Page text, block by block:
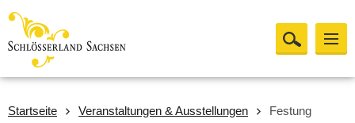
Startseite Veranstaltungen & Ausstellungen
Festung